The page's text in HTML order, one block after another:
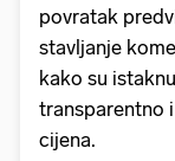
povratak
stavljanje
kako su
transparentno
cijena.